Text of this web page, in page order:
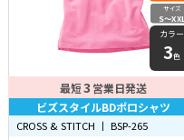
サイズ
S〜XXL
カラー
3色
最短3 営業日発送
ビズスタイルBDポロシャツ
CROSS & STITCH 丨 BSP-265